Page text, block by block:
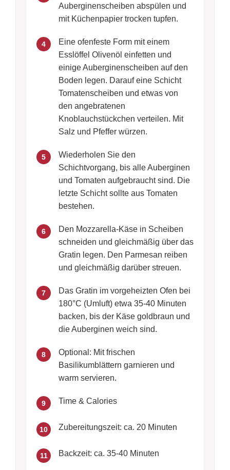
Auberginenscheiben abspülen und
mit Küchenpapier trocken tupfen.
4
Eine ofenfeste Form mit einem
Esslöffel Olivenöl einfetten und
einige Auberginenscheiben auf den
Boden legen. Darauf eine Schicht
Tomatenscheiben und etwas von
den angebratenen
Knoblauchstückchen verteilen. Mit
Salz und Pfeffer würzen.
5
Wiederholen Sie den
Schichtvorgang, bis alle Auberginen
und Tomaten aufgebraucht sind. Die
letzte Schicht sollte aus Tomaten
bestehen.
6
Den Mozzarella-Käse in Scheiben
schneiden und gleichmäßig über das
Gratin legen. Den Parmesan reiben
und gleichmäßig darüber streuen.
7
Das Gratin im vorgeheizten Ofen bei
180°C (Umluft) etwa 35-40 Minuten
backen, bis der Käse goldbraun und
die Auberginen weich sind.
8
Optional: Mit frischen
Basilikumblättern garnieren und
warm servieren.
9 Time & Calories
10 Zubereitungszeit: ca. 20 Minuten
11 Backzeit: ca. 35-40 Minuten